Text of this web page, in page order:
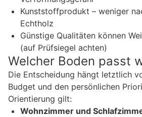
Kunststoffprodukt – weniger
Echtholz
Günstige Qualitäten können
(auf Prüfsiegel achten)
Welcher Boden passt
Die Entscheidung hängt letztlich
Budget und den persönlichen
Orientierung gilt:
Wohnzimmer und